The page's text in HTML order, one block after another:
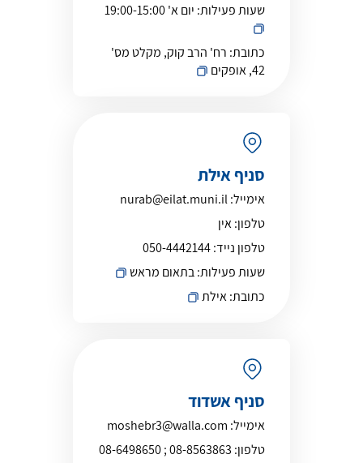
שעות פעילות: יום א' 19:00-15:00
כתובת: רח' הרב קוק, מקלט מס'
42, אופקים
סניף אילת
אימייל:nurab@eilat.muni.il
טלפון:אין
טלפון נייד:050-4442144
שעות פעילות:בתאום מראש
כתובת:אילת
סניף אשדוד
אימייל: moshebr3@walla.com
טלפון: 08-8563863 ; 08-6498650